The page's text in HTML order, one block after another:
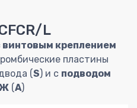
L
винтовым креплением
пластины
(S) и с подводом
(A)